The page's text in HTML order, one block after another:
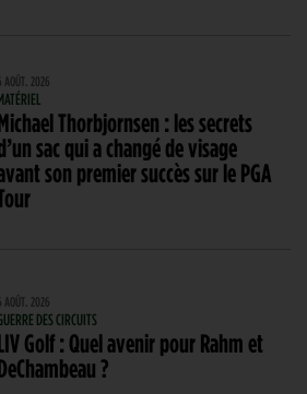
6 AOÛT. 2026
Thorbjornsen : les secrets
sac qui a changé de visage
son premier succès sur le PGA
6 AOÛT. 2026
DES CIRCUITS
Golf : Quel avenir pour Rahm et
?